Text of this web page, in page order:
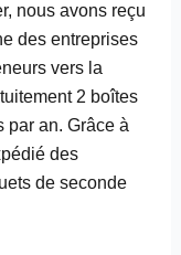
nous avons reçu
des entreprises
vers la
2 boîtes
par an. Grâce à
des
de seconde